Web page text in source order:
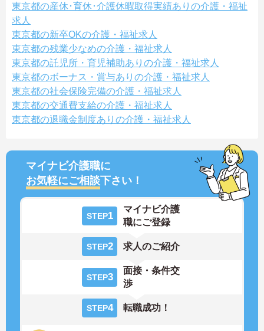
東京都の産休･育休･介護休暇取得実績ありの介護・福祉
求人
東京都の新卒OKの介護・福祉求人
東京都の残業少なめの介護・福祉求人
東京都の託児所・育児補助ありの介護・福祉求人
東京都のボーナス・賞与ありの介護・福祉求人
東京都の社会保険完備の介護・福祉求人
東京都の交通費支給の介護・福祉求人
東京都の退職金制度ありの介護・福祉求人
マイナビ介護職に
お気軽にご相談下さい！
STEP1
マイナビ介護
職にご登録
STEP2 求人のご紹介
STEP3
面接・条件交
渉
STEP4 転職成功！